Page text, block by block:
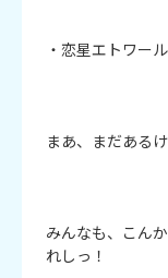
・恋星エトワー
まあ、まだある
みんなも、こん
れしっ！